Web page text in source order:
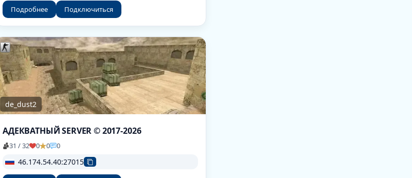
Подробнее Подключиться
de_dust2
АДЕКВАТНЫЙ SERVER © 2017-2026
31 / 32 0 0 0
46.174.54.40:27015